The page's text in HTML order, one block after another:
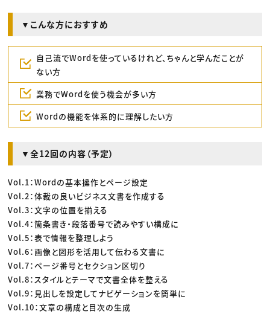
▼こんな方におすすめ
自己流でWordを使っているけれど、ちゃんと学んだことが
ない方
業務でWordを使う機会が多い方
Wordの機能を体系的に理解したい方
▼全12回の内容（予定）
Vol.1：Wordの基本操作とページ設定
Vol.2：体裁の良いビジネス文書を作成する
Vol.3：文字の位置を揃える
Vol.4：箇条書き・段落番号で読みやすい構成に
Vol.5：表で情報を整理しよう
Vol.6：画像と図形を活用して伝わる文書に
Vol.7：ページ番号とセクション区切り
Vol.8：スタイルとテーマで文書全体を整える
Vol.9：見出しを設定してナビゲーションを簡単に
Vol.10：文章の構成と目次の生成